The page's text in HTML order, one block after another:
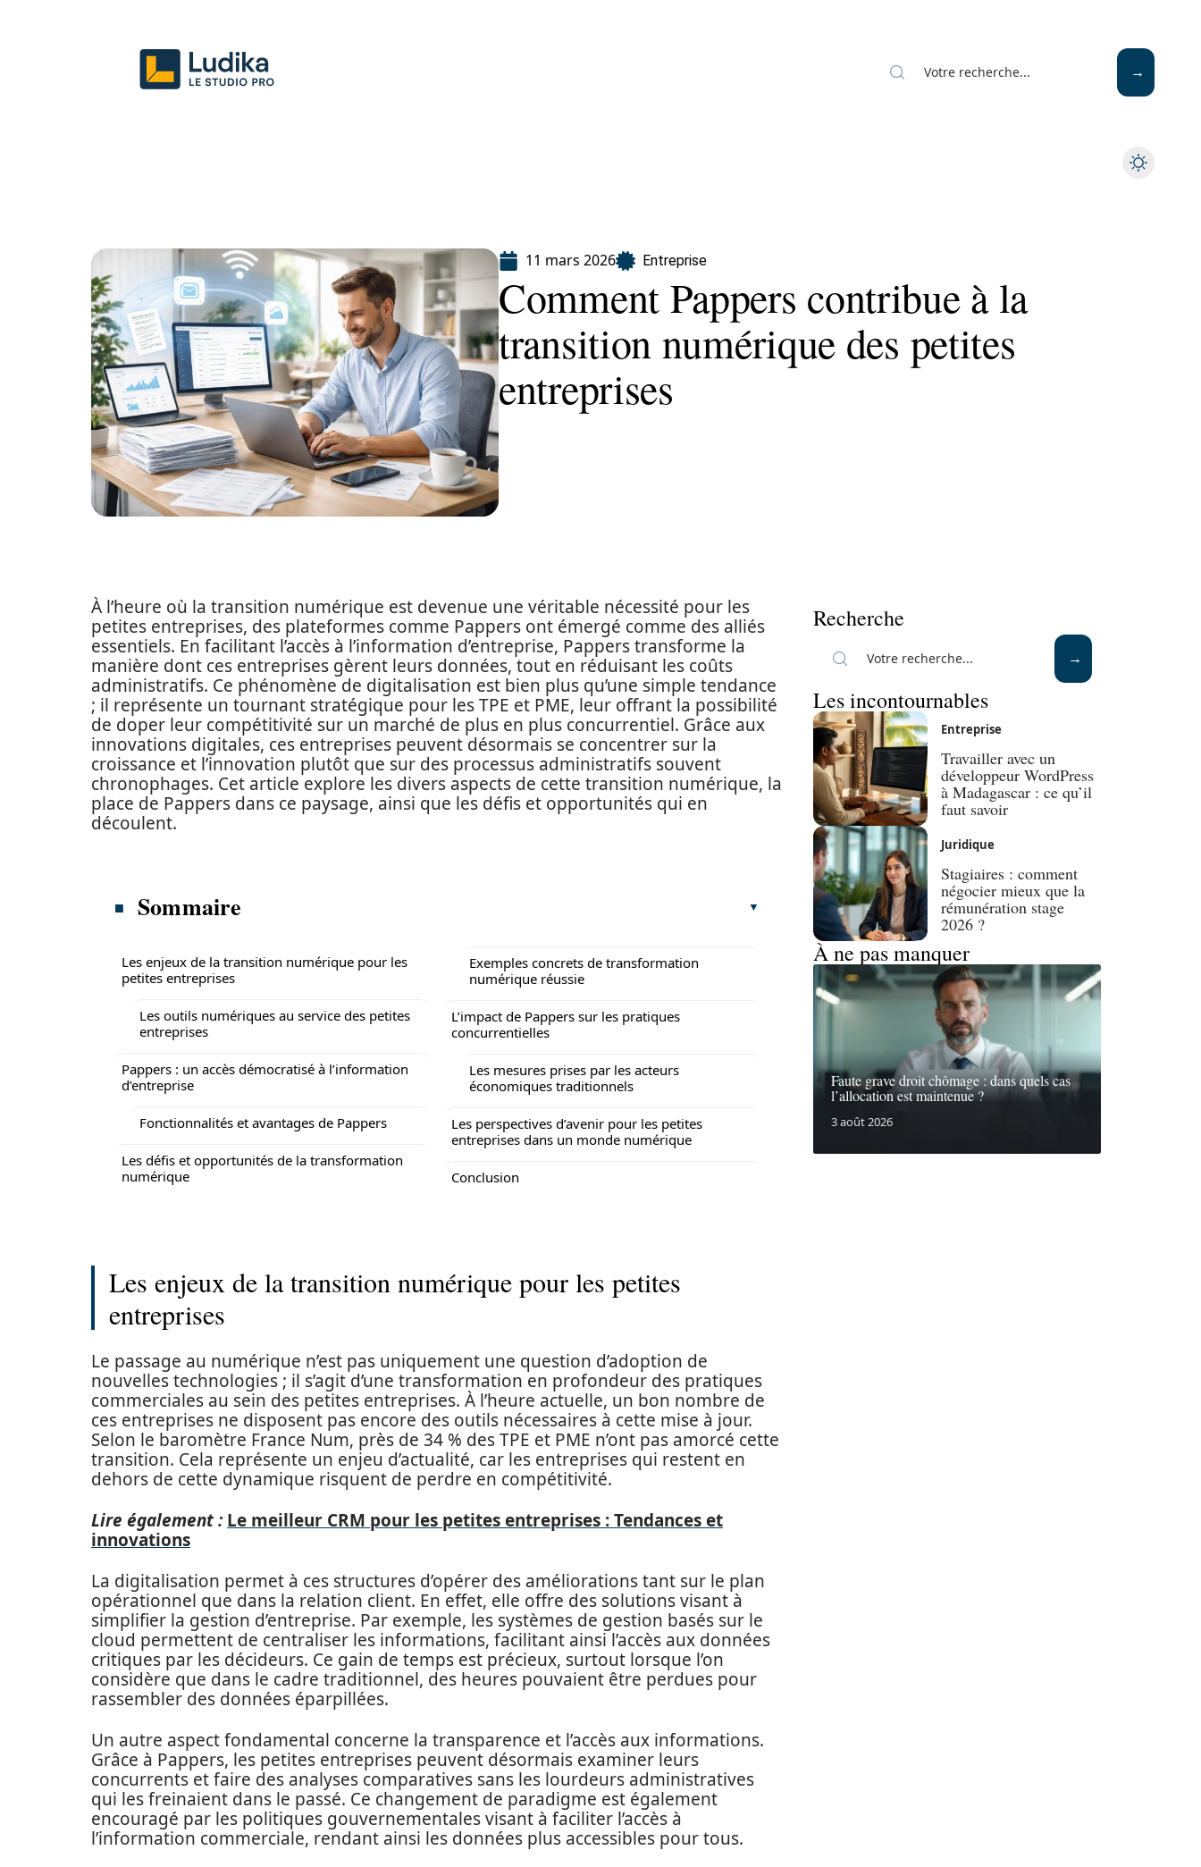
11 mars 2026 Entreprise
Comment Pappers contribue à la
transition numérique des petites
entreprises
À l’heure où la transition numérique est devenue une véritable nécessité pour les
petites entreprises, des plateformes comme Pappers ont émergé comme des alliés
essentiels. En facilitant l’accès à l’information d’entreprise, Pappers transforme la
manière dont ces entreprises gèrent leurs données, tout en réduisant les coûts
administratifs. Ce phénomène de digitalisation est bien plus qu’une simple tendance
; il représente un tournant stratégique pour les TPE et PME, leur offrant la possibilité
de doper leur compétitivité sur un marché de plus en plus concurrentiel. Grâce aux
innovations digitales, ces entreprises peuvent désormais se concentrer sur la
croissance et l’innovation plutôt que sur des processus administratifs souvent
chronophages. Cet article explore les divers aspects de cette transition numérique, la
place de Pappers dans ce paysage, ainsi que les défis et opportunités qui en
découlent.
Sommaire
Les enjeux de la transition numérique pour les
petites entreprises
Les outils numériques au service des petites
entreprises
Pappers : un accès démocratisé à l’information
d’entreprise
Fonctionnalités et avantages de Pappers
Les défis et opportunités de la transformation
numérique
Exemples concrets de transformation
numérique réussie
L’impact de Pappers sur les pratiques
concurrentielles
Les mesures prises par les acteurs
économiques traditionnels
Les perspectives d’avenir pour les petites
entreprises dans un monde numérique
Conclusion
Les enjeux de la transition numérique pour les petites
entreprises
Le passage au numérique n’est pas uniquement une question d’adoption de
nouvelles technologies ; il s’agit d’une transformation en profondeur des pratiques
commerciales au sein des petites entreprises. À l’heure actuelle, un bon nombre de
ces entreprises ne disposent pas encore des outils nécessaires à cette mise à jour.
Selon le baromètre France Num, près de 34 % des TPE et PME n’ont pas amorcé cette
transition. Cela représente un enjeu d’actualité, car les entreprises qui restent en
dehors de cette dynamique risquent de perdre en compétitivité.
Lire également : Le meilleur CRM pour les petites entreprises : Tendances et
innovations
La digitalisation permet à ces structures d’opérer des améliorations tant sur le plan
opérationnel que dans la relation client. En effet, elle offre des solutions visant à
simplifier la gestion d’entreprise. Par exemple, les systèmes de gestion basés sur le
cloud permettent de centraliser les informations, facilitant ainsi l’accès aux données
critiques par les décideurs. Ce gain de temps est précieux, surtout lorsque l’on
considère que dans le cadre traditionnel, des heures pouvaient être perdues pour
rassembler des données éparpillées.
Un autre aspect fondamental concerne la transparence et l’accès aux informations.
Grâce à Pappers, les petites entreprises peuvent désormais examiner leurs
concurrents et faire des analyses comparatives sans les lourdeurs administratives
qui les freinaient dans le passé. Ce changement de paradigme est également
encouragé par les politiques gouvernementales visant à faciliter l’accès à
l’information commerciale, rendant ainsi les données plus accessibles pour tous.
Recherche
Les incontournables
Entreprise
Travailler avec un
développeur WordPress
à Madagascar : ce qu’il
faut savoir
Juridique
Stagiaires : comment
négocier mieux que la
rémunération stage
2026 ?
À ne pas manquer
Faute grave droit chômage : dans quels cas
l’allocation est maintenue ?
3 août 2026